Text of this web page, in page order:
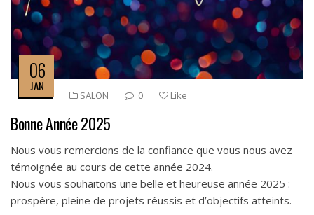
06
JAN
SALON 0 Like
Bonne Année 2025
Nous vous remercions de la confiance que vous nous avez
témoignée au cours de cette année 2024.
Nous vous souhaitons une belle et heureuse année 2025 :
prospère, pleine de projets réussis et d’objectifs atteints.